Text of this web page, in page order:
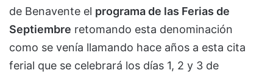
de Benavente el programa de las Ferias de
Septiembre retomando esta denominación
como se venía llamando hace años a esta cita
ferial que se celebrará los días 1, 2 y 3 de